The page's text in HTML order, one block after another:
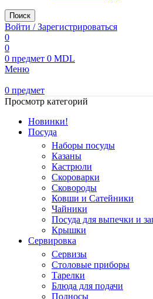
Поиск
Войти / Зарегистрироваться
0
0
0 предмет 0 MDL
Меню
0 предмет
Просмотр категорий
Новинки!
Посуда
Наборы посуды
Казаны
Кастрюли
Скороварки
Сковороды
Ковши и Сатейники
Чайники
Посуда для выпечки и
Крышки
Сервировка
Сервизы
Столовые приборы
Тарелки
Блюда для подачи
Подносы